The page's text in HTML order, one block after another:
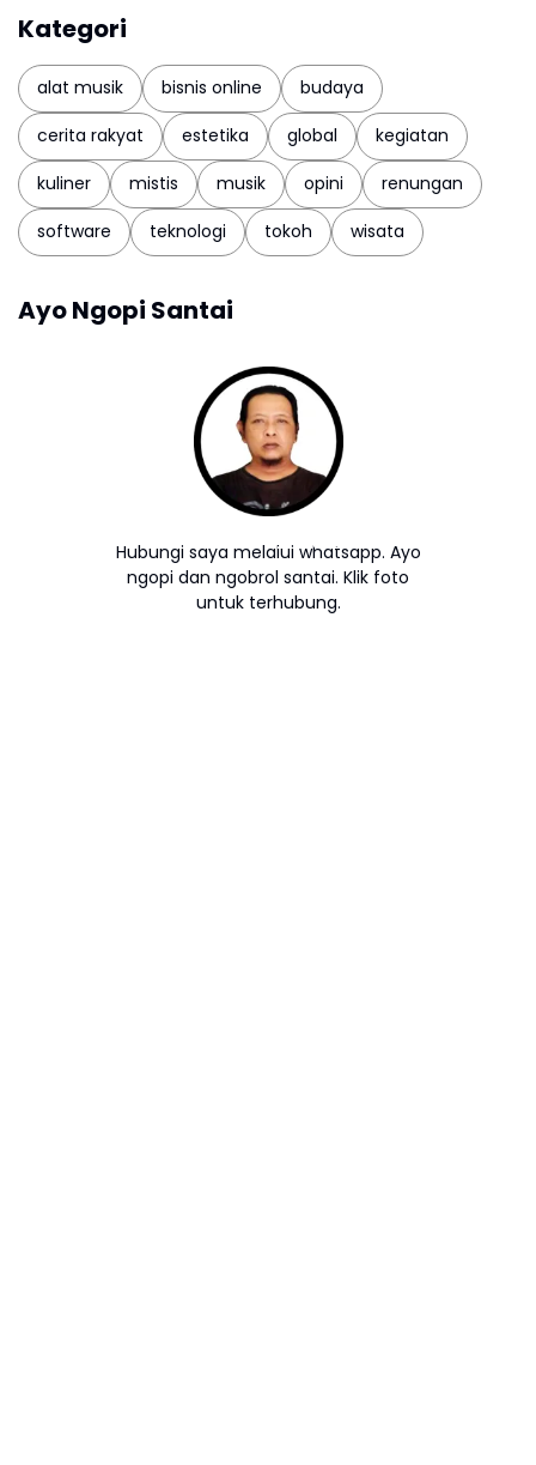
Kategori
alat musik bisnis online
budaya
cerita rakyat
estetika global
kegiatan
kuliner
mistis musik opini
renungan
software
teknologi tokoh wisata
Ayo Ngopi Santai
Hubungi saya melalui whatsapp. Ayo
ngopi dan ngobrol santai. Klik foto
untuk terhubung.